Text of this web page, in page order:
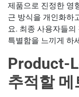
제품으로 진정한 영
근 방식을 개인화하
요. 최종 사용자들의
특별함을 느끼게 하
Product-
추적할 메